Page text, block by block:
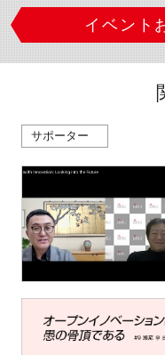
イベント
サポーター